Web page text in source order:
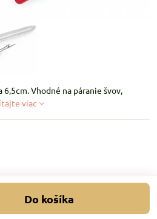
Vhodné na páranie švov,
viac
Do košíka